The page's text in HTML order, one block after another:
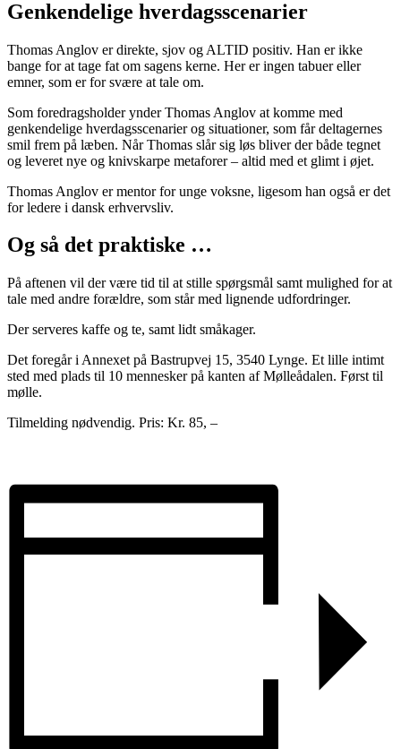
Genkendelige hverdagsscenarier
Thomas Anglov er direkte, sjov og ALTID positiv. Han er ikke
bange for at tage fat om sagens kerne. Her er ingen tabuer eller
emner, som er for svære at tale om.
Som foredragsholder ynder Thomas Anglov at komme med
genkendelige hverdagsscenarier og situationer, som får deltagernes
smil frem på læben. Når Thomas slår sig løs bliver der både tegnet
og leveret nye og knivskarpe metaforer – altid med et glimt i øjet.
Thomas Anglov er mentor for unge voksne, ligesom han også er det
for ledere i dansk erhvervsliv.
Og så det praktiske …
På aftenen vil der være tid til at stille spørgsmål samt mulighed for at
tale med andre forældre, som står med lignende udfordringer.
Der serveres kaffe og te, samt lidt småkager.
Det foregår i Annexet på Bastrupvej 15, 3540 Lynge. Et lille intimt
sted med plads til 10 mennesker på kanten af Mølleådalen. Først til
mølle.
Tilmelding nødvendig. Pris: Kr. 85, –